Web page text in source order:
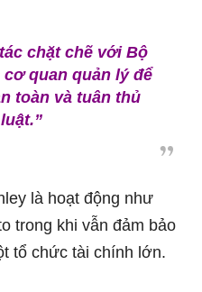
chặt chẽ với Bộ
quan quản lý để
toàn và tuân thủ
là hoạt động như
trong khi vẫn đảm bảo
tổ chức tài chính lớn.